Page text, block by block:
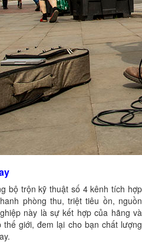
bộ trộn kỹ thuật số 4 kênh tích hợp
phòng thu, triệt tiêu ồn, nguồn
này là sự kết hợp của hãng và
giới, đem lại cho bạn chất lượng